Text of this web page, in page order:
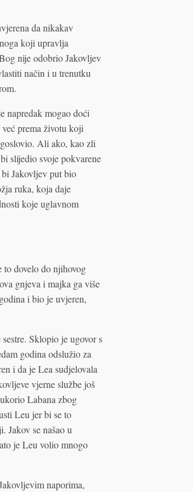
da nikakav
koji upravlja
nije odobrio Jakovljev
način i u trenutku
napredak mogao doći
prema životu koji
Ali ako, kao zli
slijedio svoje pokvarene
Jakovljev put bio
ruka, koja daje
koje uglavnom
to dovelo do njihovog
gnjeva i majka ga više
i bio je uvjeren,
Sklopio je ugovor s
godina odslužio za
i da je Lea sudjelovala
vjerne službe još
Labana zbog
Leu jer bi se to
Jakov se našao u
je Leu volio mnogo
naporima,